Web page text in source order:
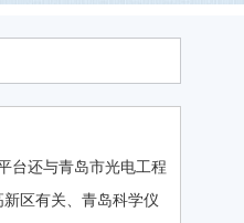
台还与青岛市光电工程
区有关、青岛科学仪